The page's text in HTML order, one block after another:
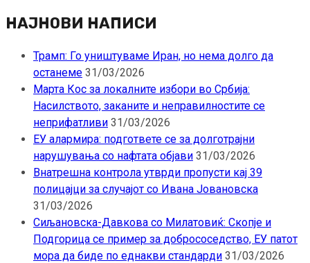
НАЈНОВИ НАПИСИ
Трамп: Го уништуваме Иран, но нема долго да
останеме 31/03/2026
Марта Кос за локалните избори во Србија:
Насилството, заканите и неправилностите се
неприфатливи 31/03/2026
ЕУ алармира: подгответе се за долготрајни
нарушувања со нафтата објави 31/03/2026
Внатрешна контрола утврди пропусти кај 39
полицајци за случајот со Ивана Јовановска
31/03/2026
Сиљановска-Давкова со Милатовиќ: Скопје и
Подгорица се пример за добрососедство, ЕУ патот
мора да биде по еднакви стандарди 31/03/2026